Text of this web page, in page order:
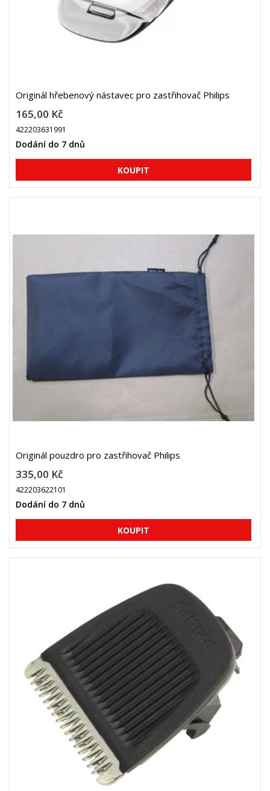
Originál hřebenový nástavec pro zastřihovač Philips
165,00 Kč
422203631991
Dodání do 7 dnů
Originál pouzdro pro zastřihovač Philips
335,00 Kč
422203622101
Dodání do 7 dnů